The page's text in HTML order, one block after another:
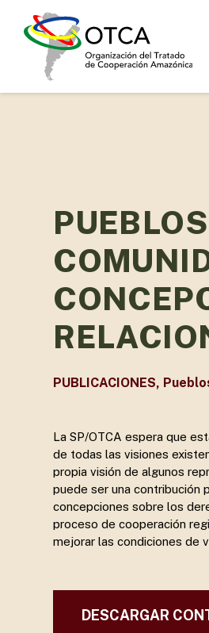
Presione enter para
PUBLICACIONES,
La SP/OTCA espera que
de todas las visiones
propia visión de algunos
puede ser una contribución
concepciones sobre los
proceso de cooperación
mejorar las condiciones de
DESCARGAR